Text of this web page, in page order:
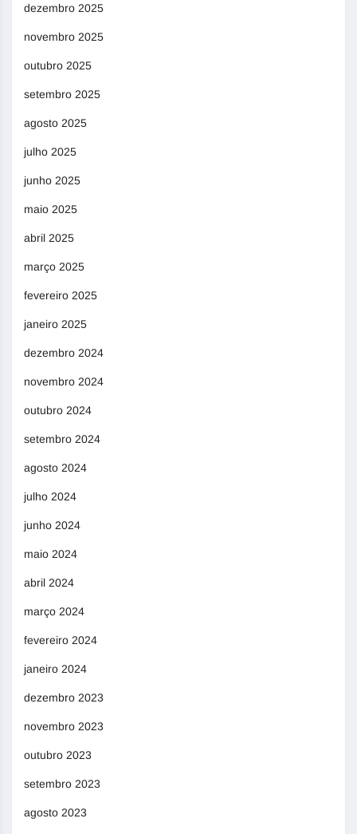
dezembro 2025
novembro 2025
outubro 2025
setembro 2025
agosto 2025
julho 2025
junho 2025
maio 2025
abril 2025
março 2025
fevereiro 2025
janeiro 2025
dezembro 2024
novembro 2024
outubro 2024
setembro 2024
agosto 2024
julho 2024
junho 2024
maio 2024
abril 2024
março 2024
fevereiro 2024
janeiro 2024
dezembro 2023
novembro 2023
outubro 2023
setembro 2023
agosto 2023